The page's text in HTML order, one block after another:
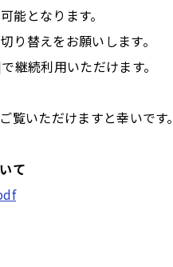
となります。
替えをお願いします。
続利用いただけます。
いただけますと幸いです。
て